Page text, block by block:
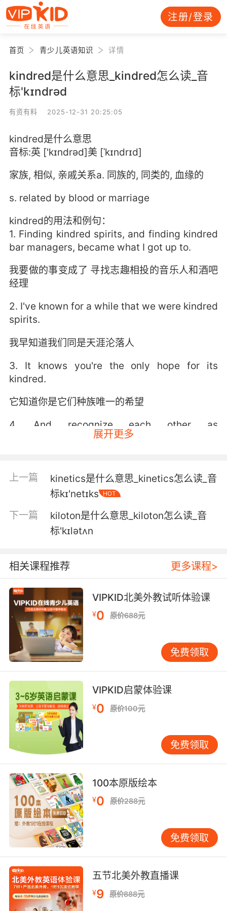
注册/登录
首页 青少儿英语知识 详情
kindred是什么意思_kindred怎么读_音
标'kɪndrəd
有资有料 2025-12-31 20:25:05
kindred是什么意思
音标:英 ['kɪndrəd]美 [ˈkɪndrɪd]
家族, 相似, 亲戚关系a. 同族的, 同类的, 血缘的
s. related by blood or marriage
kindred的用法和例句：
1. Finding kindred spirits, and finding kindred
bar managers, became what I got up to.
我要做的事变成了 寻找志趣相投的音乐人和酒吧
经理
2. I've known for a while that we were kindred
spirits.
我早知道我们同是天涯沦落人
3. It knows you're the only hope for its
kindred.
它知道你是它们种族唯一的希望
4. And recognize each other as
nonthreatening kindred.
5. Yes, we were fortunate to find the kindred.
6. Think of me as a deeply kindred spirit.
7. They see kindred spirits where they don't
exist.
他们在根本不存在的世界里看到了知己
8. kindred killed the woman who was
decrypting it.
金德里德杀了破解硬盘的那个女人
9. I could just tell we were kindred spirits.
我就看得出我们是同道中人
10. Make them believe I was a kindred spirit.
为了让他们相信我是同道中人
展开更多
上一篇
kinetics是什么意思_kinetics怎么读_音
标kɪ'netɪks
HOT
下一篇
kiloton是什么意思_kiloton怎么读_音
标'kɪlətʌn
相关课程推荐 更多课程>
VIPKID北美外教试听体验课
¥0 原价688元
免费领取
VIPKID启蒙体验课
¥0 原价100元
免费领取
100本原版绘本
¥0 原价288元
免费领取
五节北美外教直播课
¥9 原价888元